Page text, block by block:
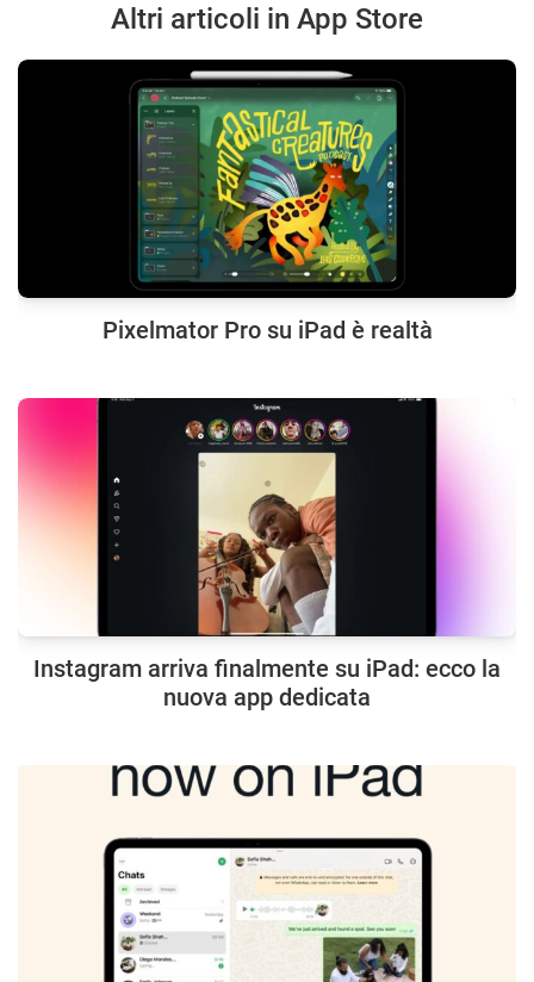
Altri articoli in App Store
Pixelmator Pro su iPad è realtà
Instagram arriva finalmente su iPad: ecco la
nuova app dedicata